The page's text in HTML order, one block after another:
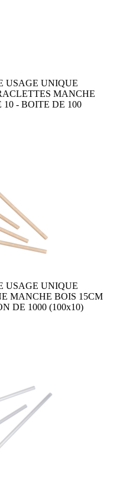
USAGE UNIQUE
MANCHE
- BOITE DE 100
USAGE UNIQUE
MANCHE BOIS 15CM
DE 1000 (100x10)